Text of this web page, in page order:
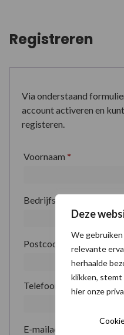
Deze
We
relevante
herhaalde
klikken, stemt
hier onze
Registreren
Via onderstaand
account activeren en
registeren.
Voornaam *
Bedrijfsnaam
Postcode
Telefoon
E-mailadres